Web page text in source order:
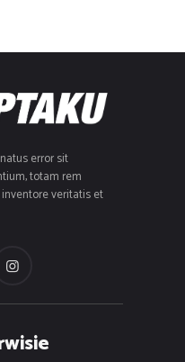
error sit
totam rem
veritatis et